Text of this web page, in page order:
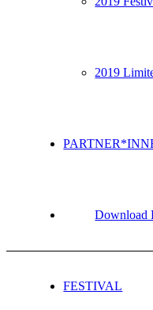
2019
Download
FESTIVAL